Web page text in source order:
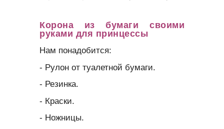
Корона из бумаги своими
руками для принцессы
Нам понадобится:
- Рулон от туалетной бумаги.
- Резинка.
- Краски.
- Ножницы.